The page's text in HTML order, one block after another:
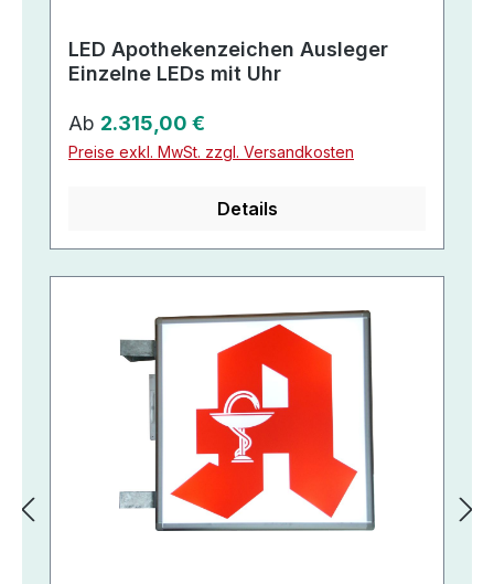
LED Apothekenzeichen Ausleger
Einzelne LEDs mit Uhr
Regulärer Preis:
Ab 2.315,00 €
Preise exkl. MwSt. zzgl. Versandkosten
Details